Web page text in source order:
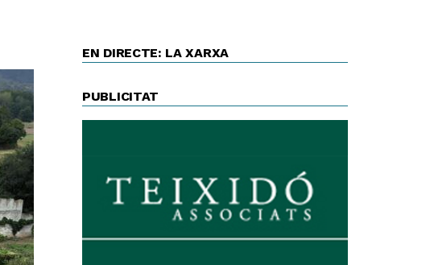
EN DIRECTE: LA XARXA
PUBLICITAT